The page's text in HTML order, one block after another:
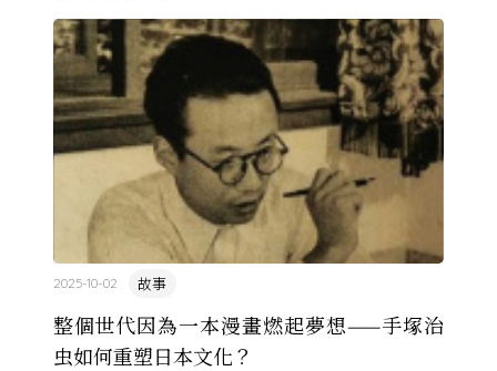
整個世代因為一本漫畫燃起夢想——手塚治
虫如何重塑日本文化？
故事
2025-10-02